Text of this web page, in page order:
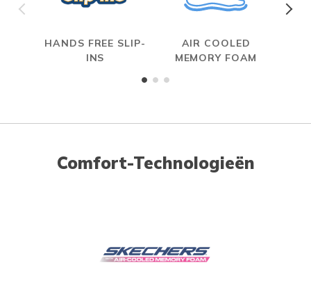
HANDS FREE SLIP-
INS
AIR COOLED
MEMORY FOAM
Comfort-Technologieën